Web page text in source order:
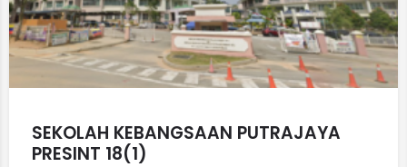
SEKOLAH KEBANGSAAN PUTRAJAYA
PRESINT 18(1)